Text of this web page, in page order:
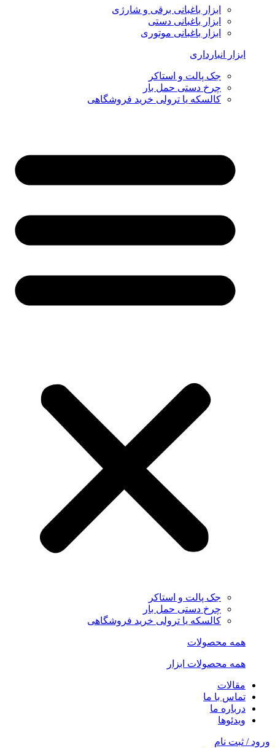
ابزار باغبانی برقی و شارژی
ابزار باغبانی دستی
ابزار باغبانی موتوری
ابزار انبارداری
جک پالت و استاکر
چرخ دستی حمل بار
کالسکه یا ترولی خرید فروشگاهی
جک پالت و استاکر
چرخ دستی حمل بار
کالسکه یا ترولی خرید فروشگاهی
همه محصولات
همه محصولات ابزار
مقالات
تماس با ما
درباره ما
ویدئوها
ورود / ثبت نام